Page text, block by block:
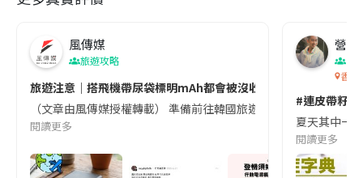
風傳媒
旅遊攻略
旅遊注意｜搭飛機帶尿袋標明mAh都會被沒收😱出發前切記檢查
（文章由風傳媒授權轉載） 準備前往韓國旅遊的民眾，近期要
閱讀更多
營養
香港
#連皮帶籽
夏天其中一
閱讀更多